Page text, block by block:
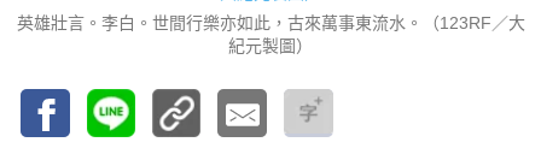
英雄壯言。李白。世間行樂亦如此，古來萬事東流水。（123RF／大
紀元製圖）